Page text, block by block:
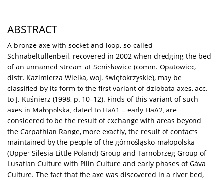
ABSTRACT
A bronze axe with socket and loop, so-called
Schnabeltüllenbeil, recovered in 2002 when dredging the bed
of an unnamed stream at Senisławice (comm. Opatowiec,
distr. Kazimierza Wielka, woj. świętokrzyskie), may be
classified by its form to the first variant of dziobata axes, acc.
to J. Kuśnierz (1998, p. 10–12). Finds of this variant of such
axes in Małopolska, dated to HaA1 – early HaA2, are
considered to be the result of exchange with areas beyond
the Carpathian Range, more exactly, the result of contacts
maintained by the people of the górnośląsko-małopolska
(Upper Silesia-Little Poland) Group and Tarnobrzeg Group of
Lusatian Culture with Pilin Culture and early phases of Gáva
Culture. The fact that the axe was discovered in a river bed,